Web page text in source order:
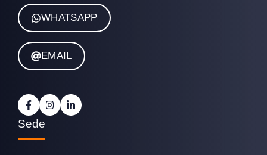
WHATSAPP
EMAIL
Sede